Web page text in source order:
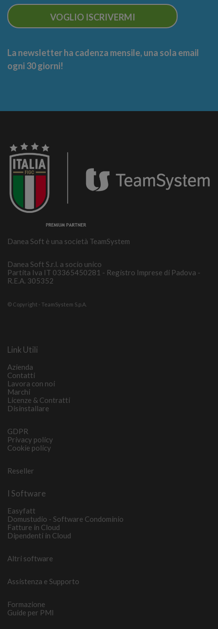
VOGLIO ISCRIVERMI
La newsletter ha cadenza mensile, una sola email
ogni 30 giorni!
Danea Soft è una società TeamSystem
Danea Soft S.r.l. a socio unico
Partita Iva IT 03365450281 - Registro Imprese di Padova -
R.E.A. 305352
© Copyright - TeamSystem S.p.A.
Link Utili
Azienda
Contatti
Lavora con noi
Marchi
Licenze & Contratti
Disinstallare
GDPR
Privacy policy
Cookie policy
Reseller
I Software
Easyfatt
Domustudio - Software Condominio
Fatture in Cloud
Dipendenti in Cloud
Altri software
Assistenza e Supporto
Formazione
Guide per PMI